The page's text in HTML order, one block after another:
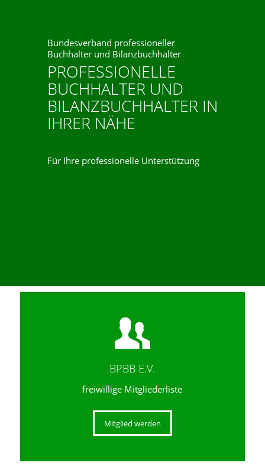
Bundesverband professioneller
Buchhalter und Bilanzbuchhalter
PROFESSIONELLE
BUCHHALTER UND
BILANZBUCHHALTER IN
IHRER NÄHE
Für Ihre professionelle Unterstützung
BPBB E.V.
freiwillige Mitgliederliste
Mitglied werden